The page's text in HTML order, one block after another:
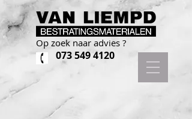
Op zoek naar advies ?
073 549 4120